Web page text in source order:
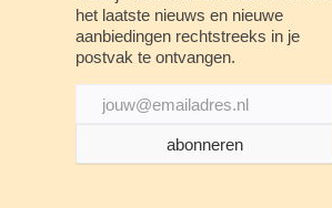
het laatste nieuws en nieuwe
aanbiedingen rechtstreeks in je
postvak te ontvangen.
abonneren